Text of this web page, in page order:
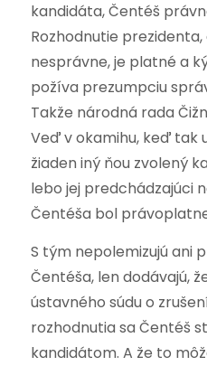
kandidáta, Čentéš
Rozhodnutie
nesprávne, je platné a
požíva prezumpciu
Takže národná rada
Veď v okamihu, keď tak
žiaden iný ňou zvolený
lebo jej predchádzajúci
Čentéša bol
S tým nepolemizujú ani
Čentéša, len dodávajú,
ústavného súdu o
rozhodnutia sa Čentéš
kandidátom. A že to